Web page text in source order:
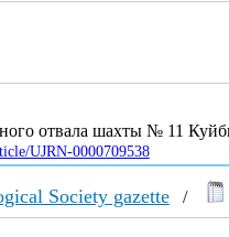
отвала шахты № 11
UJRN-0000709538
Society gazette/